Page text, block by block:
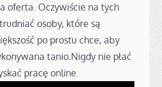
oferta. Oczywiście na tych
osoby, które są
po prostu chce, aby
tanio.Nigdy nie płać
pracę online.